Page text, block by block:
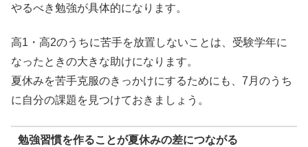
やるべき勉強が具体的になります。
高1・高2のうちに苦手を放置しないことは、受験学年に
なったときの大きな助けになります。
夏休みを苦手克服のきっかけにするためにも、7月のうち
に自分の課題を見つけておきましょう。
勉強習慣を作ることが夏休みの差につながる